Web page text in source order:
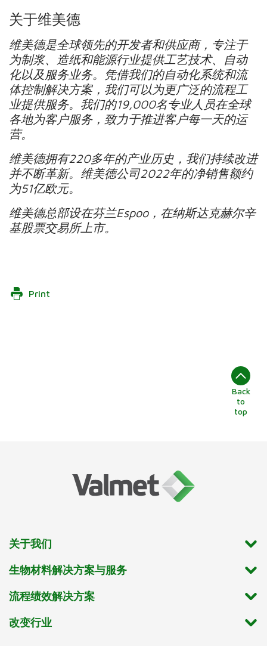
关于维美德
维美德是全球领先的开发者和供应商，专注于
为制浆、造纸和能源行业提供工艺技术、自动
化以及服务业务。凭借我们的自动化系统和流
体控制解决方案，我们可以为更广泛的流程工
业提供服务。我们的19,000名专业人员在全球
各地为客户服务，致力于推进客户每一天的运
营。
维美德拥有220多年的产业历史，我们持续改进
并不断革新。维美德公司2022年的净销售额约
为51亿欧元。
维美德总部设在芬兰Espoo，在纳斯达克赫尔辛
基股票交易所上市。
Print
Back
to
top
关于我们
生物材料解决方案与服务
流程绩效解决方案
改变行业